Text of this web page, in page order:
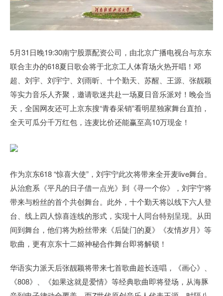
5月31日晚19:30南宁股票配资公司，由北京广播电视台与京东
联合主办的618夏日歌会将于北京工人体育场火热开唱！邓
超、刘宇、刘宇宁、刘雨昕、十个勤天、苏醒、王源、张靓颖
等实力音乐人齐聚，邀请歌迷共赴一场夏日音乐派对！晚会当
天，全国网友还可上京东搜“青春采销”看明星独家舞台直拍，
全天可瓜分千万红包，连麦比价还能赢至高10万现金！
作为京东618 “惊喜大使”，刘宇宁此次将带来全开麦live舞台。
从治愈系《平凡的日子借一点光》到《寻一个你》，刘宇宁将
带来与粉丝的首个共创舞台。此外，十个勤天将以线下六人登
台、线上四人惊喜连线的形式，实现十人同台特别呈现。从田
间到舞台，他们将为粉丝带来《后陡门的夏》《友情岁月》等
歌曲，更有京东十二姬神秘合作舞台即将解锁！
华语实力派天后张靓颖将带来七首歌曲超长连唱，《画心》、
《808》、《如果这就是爱情》等经典歌曲即将登场，从海豚